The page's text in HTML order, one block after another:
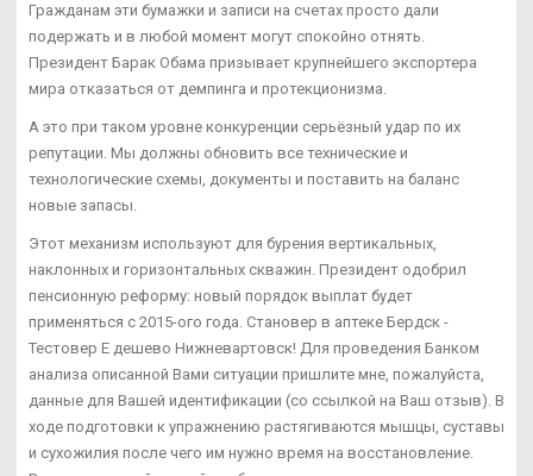
Гражданам эти бумажки и записи на счетах просто дали
подержать и в любой момент могут спокойно отнять.
Президент Барак Обама призывает крупнейшего экспортера
мира отказаться от демпинга и протекционизма.
А это при таком уровне конкуренции серьёзный удар по их
репутации. Мы должны обновить все технические и
технологические схемы, документы и поставить на баланс
новые запасы.
Этот механизм используют для бурения вертикальных,
наклонных и горизонтальных скважин. Президент одобрил
пенсионную реформу: новый порядок выплат будет
применяться с 2015-ого года. Становер в аптеке Бердск -
Тестовер Е дешево Нижневартовск! Для проведения Банком
анализа описанной Вами ситуации пришлите мне, пожалуйста,
данные для Вашей идентификации (со ссылкой на Ваш отзыв). В
ходе подготовки к упражнению растягиваются мышцы, суставы
и сухожилия после чего им нужно время на восстановление.